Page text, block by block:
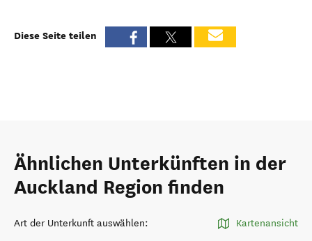
Diese Seite teilen
Ähnlichen Unterkünften in der
Auckland Region finden
Art der Unterkunft auswählen: Kartenansicht